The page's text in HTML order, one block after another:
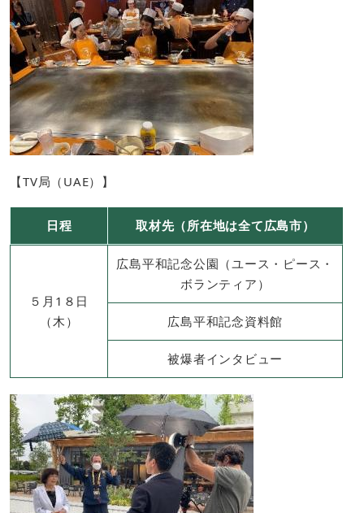
【TV局（UAE）】
日程 取材先（所在地は全て広島市）
５月1８日
（木）
広島平和記念公園（ユース・ピース・
ボランティア）
広島平和記念資料館
被爆者インタビュー